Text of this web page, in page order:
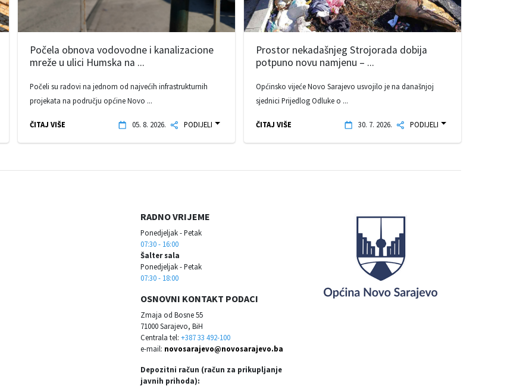
Počela obnova vodovodne i kanalizacione
mreže u ulici Humska na ...
Počeli su radovi na jednom od najvećih infrastrukturnih
projekata na području općine Novo ...
ČITAJ VIŠE 05. 8. 2026. PODIJELI
Prostor nekadašnjeg Strojorada dobija
potpuno novu namjenu – ...
Općinsko vijeće Novo Sarajevo usvojilo je na današnjoj
sjednici Prijedlog Odluke o ...
ČITAJ VIŠE 30. 7. 2026. PODIJELI
RADNO VRIJEME
Ponedjeljak - Petak
07:30 - 16:00
Šalter sala
Ponedjeljak - Petak
07:30 - 18:00
OSNOVNI KONTAKT PODACI
Zmaja od Bosne 55
71000 Sarajevo, BiH
Centrala tel: +387 33 492-100
e-mail: novosarajevo@novosarajevo.ba
Depozitni račun (račun za prikupljanje
javnih prihoda):